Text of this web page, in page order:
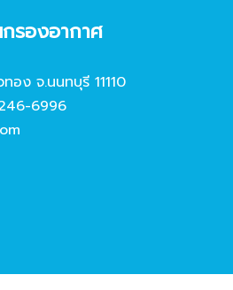
รองอากาศ
ง จ.นนทบุรี 11110
6996